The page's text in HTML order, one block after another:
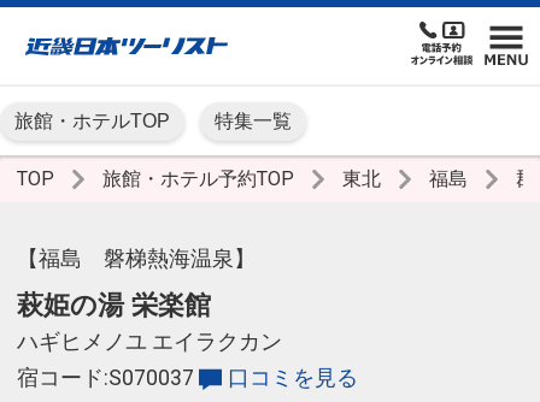
旅館・ホテルTOP 特集一覧
TOP 旅館・ホテル予約TOP 東北 福島
【福島 磐梯熱海温泉】
萩姫の湯 栄楽館
ハギヒメノユ エイラクカン
宿コード:S070037
口コミを見る